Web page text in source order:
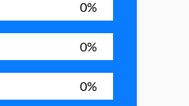
0%
0%
0%